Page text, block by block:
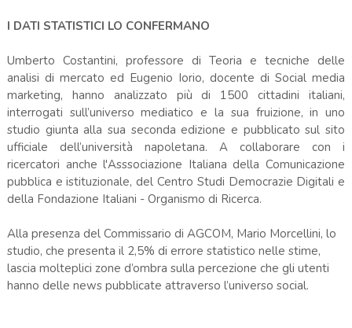
I DATI STATISTICI LO CONFERMANO
Umberto Costantini, professore di Teoria e tecniche delle
analisi di mercato ed Eugenio Iorio, docente di Social media
marketing, hanno analizzato più di 1500 cittadini italiani,
interrogati sull’universo mediatico e la sua fruizione, in uno
studio giunta alla sua seconda edizione e pubblicato sul sito
ufficiale dell’università napoletana. A collaborare con i
ricercatori anche l'Asssociazione Italiana della Comunicazione
pubblica e istituzionale, del Centro Studi Democrazie Digitali e
della Fondazione Italiani - Organismo di Ricerca.
Alla presenza del Commissario di AGCOM, Mario Morcellini, lo
studio, che presenta il 2,5% di errore statistico nelle stime,
lascia molteplici zone d’ombra sulla percezione che gli utenti
hanno delle news pubblicate attraverso l’universo social.